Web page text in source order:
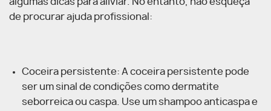
de procurar ajuda profissional:
Coceira persistente: A coceira persistente pode
ser um sinal de condições como dermatite
seborreica ou caspa. Use um shampoo anticaspa e